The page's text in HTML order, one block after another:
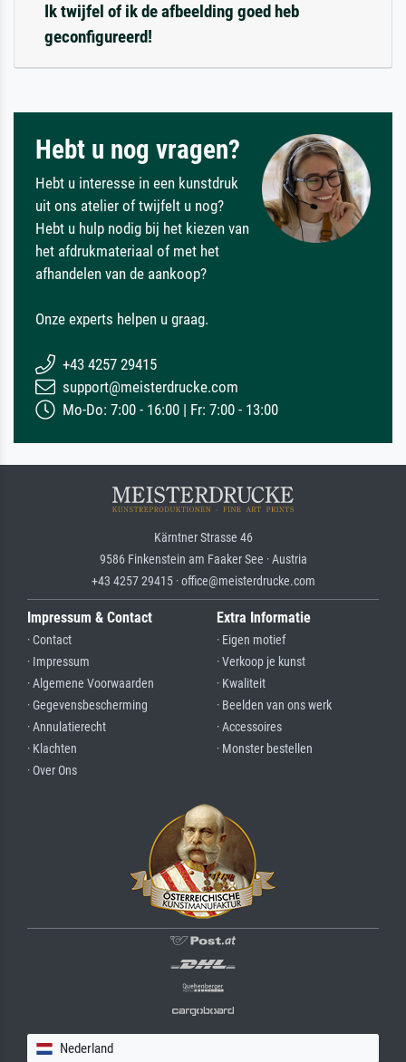
Ik twijfel of ik de afbeelding goed heb
geconfigureerd!
Hebt u nog vragen?
Hebt u interesse in een kunstdruk
uit ons atelier of twijfelt u nog?
Hebt u hulp nodig bij het kiezen van
het afdrukmateriaal of met het
afhandelen van de aankoop?
Onze experts helpen u graag.
+43 4257 29415
support@meisterdrucke.com
Mo-Do: 7:00 - 16:00 | Fr: 7:00 - 13:00
Kärntner Strasse 46
9586 Finkenstein am Faaker See · Austria
+43 4257 29415 · office@meisterdrucke.com
Impressum & Contact
· Contact
· Impressum
· Algemene Voorwaarden
· Gegevensbescherming
· Annulatierecht
· Klachten
· Over Ons
Extra Informatie
· Eigen motief
· Verkoop je kunst
· Kwaliteit
· Beelden van ons werk
· Accessoires
· Monster bestellen
Nederland